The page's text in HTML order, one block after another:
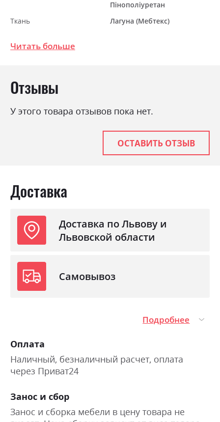
Пінополіуретан
Ткань
Лагуна (Мебтекс)
Раскладной
Спальное место
Читать больше
Отзывы
У этого товара отзывов пока нет.
ОСТАВИТЬ ОТЗЫВ
Доставка
Доставка по Львову и
Львовской области
Самовывоз
Подробнее
Оплата
Наличный, безналичный расчет, оплата
через Приват24
Занос и сбор
Занос и сборка мебели в цену товара не